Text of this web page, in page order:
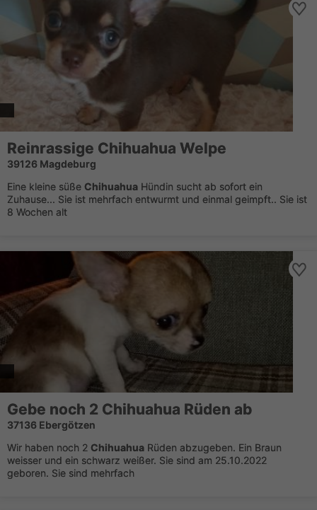
Reinrassige Chihuahua Welpe
39126 Magdeburg
Eine kleine süße Chihuahua Hündin sucht ab sofort ein
Zuhause... Sie ist mehrfach entwurmt und einmal geimpft.. Sie ist
8 Wochen alt
Gebe noch 2 Chihuahua Rüden ab
37136 Ebergötzen
Wir haben noch 2 Chihuahua Rüden abzugeben. Ein Braun
weisser und ein schwarz weißer. Sie sind am 25.10.2022
geboren. Sie sind mehrfach